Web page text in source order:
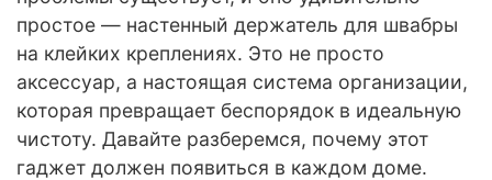
простое — настенный держатель для швабры
на клейких креплениях. Это не просто
аксессуар, а настоящая система организации,
которая превращает беспорядок в идеальную
чистоту. Давайте разберемся, почему этот
гаджет должен появиться в каждом доме.